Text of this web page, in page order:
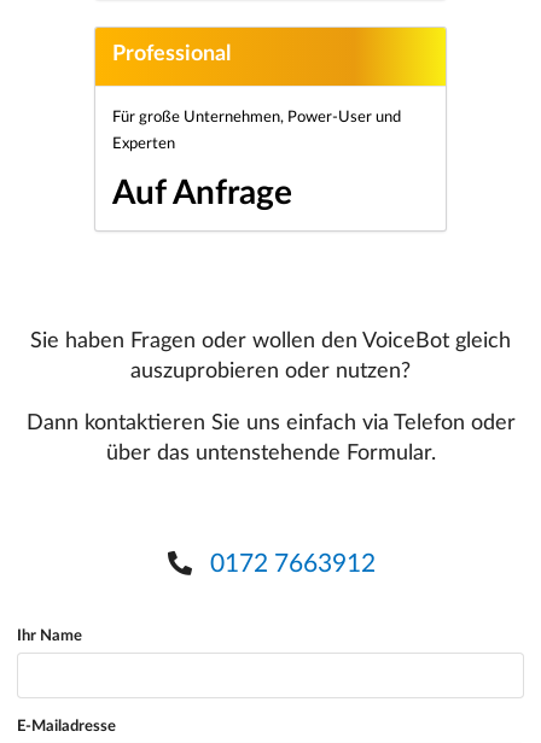
Professional
Für große Unternehmen, Power-User und
Experten
Auf Anfrage
Sie haben Fragen oder wollen den VoiceBot gleich
auszuprobieren oder nutzen?
Dann kontaktieren Sie uns einfach via Telefon oder
über das untenstehende Formular.
0172 7663912
Ihr Name
E-Mailadresse